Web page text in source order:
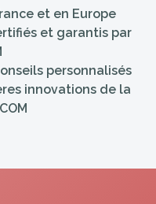
et en Europe
et garantis par
personnalisés
innovations de la